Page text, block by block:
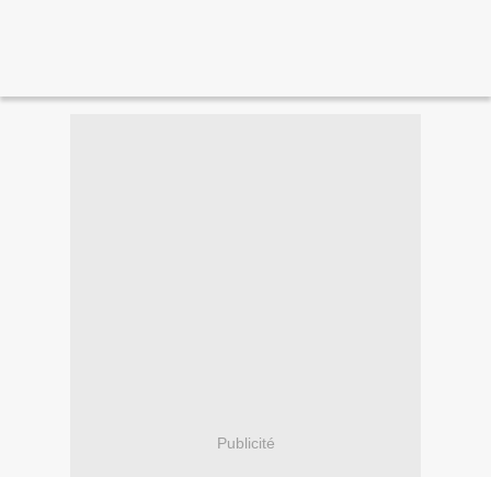
Publicité